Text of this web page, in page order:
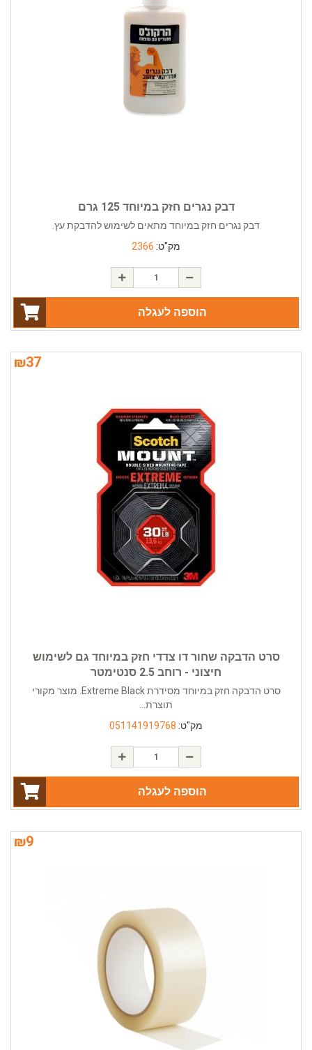
דבק נגרים חזק במיוחד 125 גרם
דבק נגרים חזק במיוחד מתאים לשימוש להדבקת עץ.
מק"ט: 2366
הוספה לעגלה
₪37
סרט הדבקה שחור דו צדדי חזק במיוחד גם לשימוש
חיצוני - רוחב 2.5 סנטימטר
סרט הדבקה חזק במיוחד מסידרת Extreme Black. מוצר מקורי
תוצרת...
מק"ט: 051141919768
הוספה לעגלה
₪9